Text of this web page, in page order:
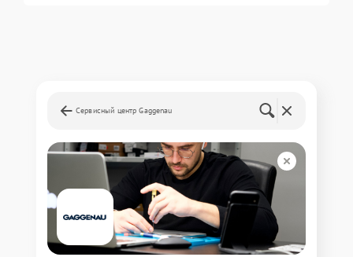
Сервисный центр Gaggenau